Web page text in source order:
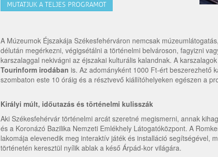
MUTATJUK A TELJES PROGRAMOT
A Múzeumok Éjszakája Székesfehérváron nemcsak
délután megérkezni, végigsétálni a történelmi belvároson, fagyizni
karszalaggal nekivágni az éjszakai kulturális kalandnak. A
Tourinform irodában is. Az adományként 1000 Ft-ért beszerezhető
szombaton este 10 óráig és a résztvevő kiállítóhelyeken egészen a
Királyi múlt, időutazás és történelmi kulisszák
Aki Székesfehérvár történelmi arcát szeretné megismerni, annak
és a Koronázó Bazilika Nemzeti Emlékhely Látogatóközpont. A
lakomája elevenedik meg interaktív játék és installáció segítségével,
történetén keresztül nyílik ablak a késő Árpád-kor világára.